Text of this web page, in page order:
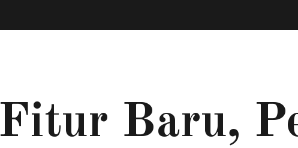
Fitur Baru,